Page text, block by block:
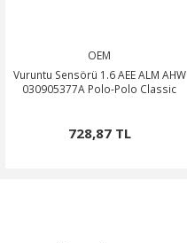
OEM
Vuruntu Sensörü 1.6 AEE ALM AHW
030905377A Polo-Polo Classic
728,87 TL